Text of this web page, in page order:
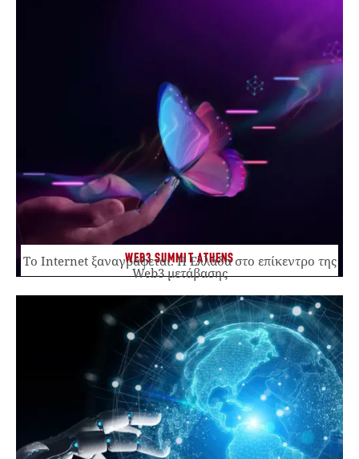
WEB3 SUMMIT ATHENS
Το Internet ξαναγράφεται. Η Ελλάδα στο επίκεντρο της
Web3 μετάβασης